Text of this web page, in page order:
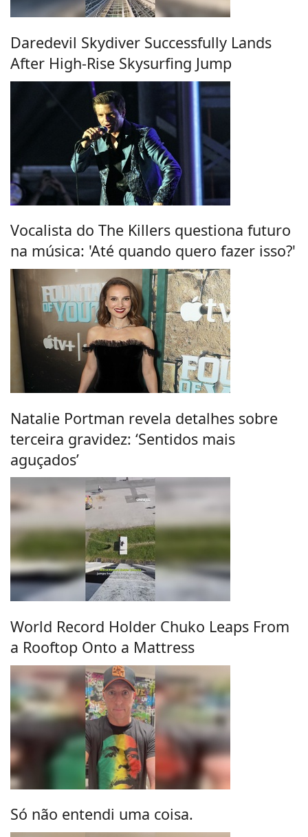
Daredevil Skydiver Successfully Lands
After High-Rise Skysurfing Jump
Vocalista do The Killers questiona futuro
na música: 'Até quando quero fazer isso?'
Natalie Portman revela detalhes sobre
terceira gravidez: ‘Sentidos mais
aguçados’
World Record Holder Chuko Leaps From
a Rooftop Onto a Mattress
Só não entendi uma coisa.